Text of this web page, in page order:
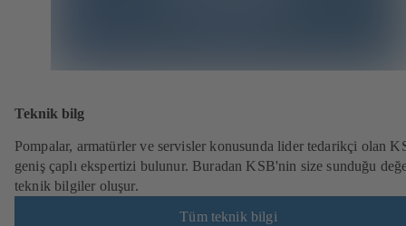
Teknik bilg
Pompalar, armatürler ve servisler konusunda lider tedarikçi olan
geniş çaplı ekspertizi bulunur. Buradan KSB'nin size sunduğu
teknik bilgiler oluşur.
Tüm teknik bilgi